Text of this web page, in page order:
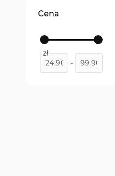
Cena
zł
-